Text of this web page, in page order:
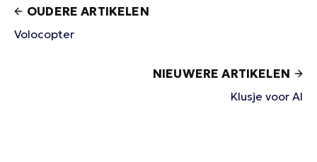
OUDERE ARTIKELEN
Volocopter
NIEUWERE ARTIKELEN
Klusje voor AI